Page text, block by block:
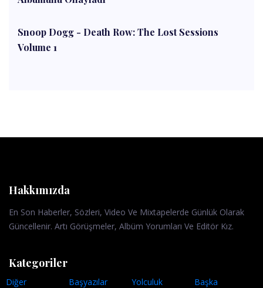
Snoop Dogg - Death Row: The Lost Sessions
Volume 1
Hakkımızda
En Son Haberler, Sözleri, Video Ve Mixtapelerde Günlük Olarak
Güncellenir. Artı Görüşmeler, Albüm Yorumları Ve Editör Kız.
Kategoriler
Diğer Başyazılar Yolculuk Başka